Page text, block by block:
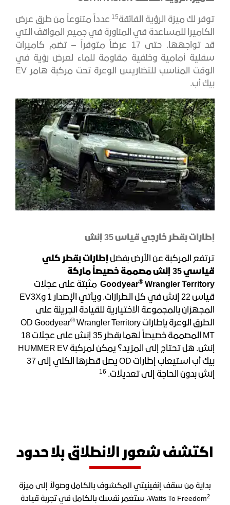
توفر لك ميزة الرؤية الفائقة15 عدداً متنوعاً من طرق عرض
الكاميرا للمساعدة في المناورة في جميع المواقف التي
قد تواجهها. حتى 17 عرضاً متوفراً – تضم كاميرات
سفلية أمامية وخلفية مقاومة للماء لعرض رؤية في
الوقت المناسب للتضاريس الوعرة تحت مركبة هامر EV
بيك أب.
إطارات بقطر خارجي قياس 35 إنش
ترتفع المركبة عن الأرض بفضلإطارات بقطر كلي
قياسي
35 إنش مصممة خصيصاً ماركة
Goodyear®Wrangler Territory
مثبتة على عجلات
قياس 22 إنش في كل الطرازات. ويأتي الإصدار 1 وEV3X
المجهزان بالمجموعة الاختيارية للقيادة الجريئة على
الطرق الوعرة بإطارات OD Goodyear
®Wrangler Territory
MT المصممة خصيصاً لهما بقطر 35 إنش على عجلات 18
إنش. هل تحتاج إلى المزيد؟ يمكن لمركبة HUMMER EV
بيك أب استيعاب إطارات OD يصل قطرها الكلي إلى 37
إنش بدون الحاجة إلى تعديلات. 16
اكتشف شعور الانطلاق بلا حدود
بداية من سقف إنفينيتي المكشوف بالكامل وصولاً إلى ميزة
Watts To Freedom2
، ستغمر نفسك بالكامل في تجربة قيادة